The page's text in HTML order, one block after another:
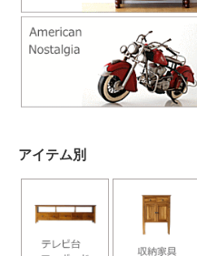
アイテム別